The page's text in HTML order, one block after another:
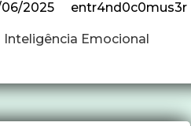
2025 entr4nd0c0mus3r
Inteligência Emocional